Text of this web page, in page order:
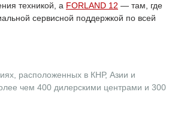
техникой, а FORLAND 12 — там, где
сервисной поддержкой по всей
расположенных в КНР, Азии и
чем 400 дилерскими центрами и 300